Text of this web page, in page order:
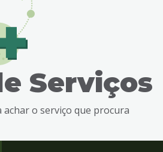
Serviços
o serviço que procura